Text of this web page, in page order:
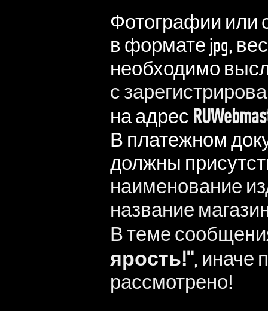
Фотографии или
в формате jpg,
необходимо
с
на адрес
В платежном
должны
наименование
название
В теме
ярость!", иначе
рассмотрено!